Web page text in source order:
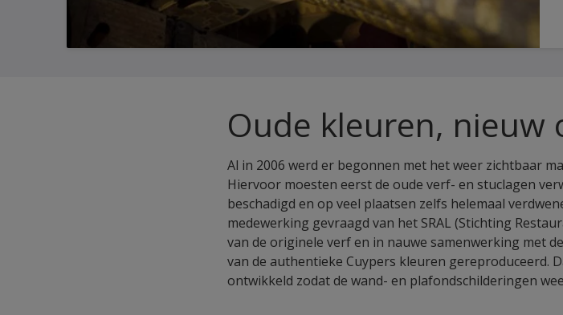
Oude kleuren, nieuw
Al in 2006 werd er begonnen met het weer zichtbaar
Hiervoor moesten eerst de oude verf- en stuclagen
beschadigd en op veel plaatsen zelfs helemaal
medewerking gevraagd van het SRAL (Stichting
van de originele verf en in nauwe samenwerking met
van de authentieke Cuypers kleuren gereproduceerd.
ontwikkeld zodat de wand- en plafondschilderingen